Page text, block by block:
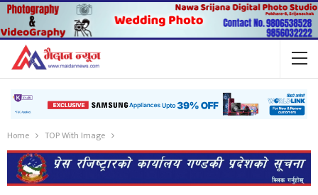
Home TOP With Image